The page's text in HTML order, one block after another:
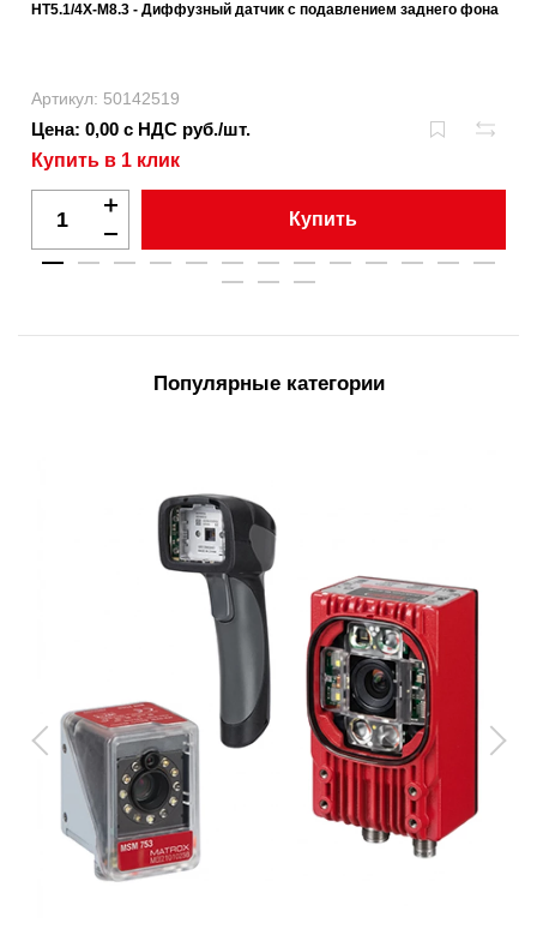
HT5.1/4X-M8.3 - Диффузный датчик с подавлением заднего фона
Артикул: 50142519
Цена: 0,00 с НДС руб./шт.
Купить в 1 клик
Купить
Популярные категории